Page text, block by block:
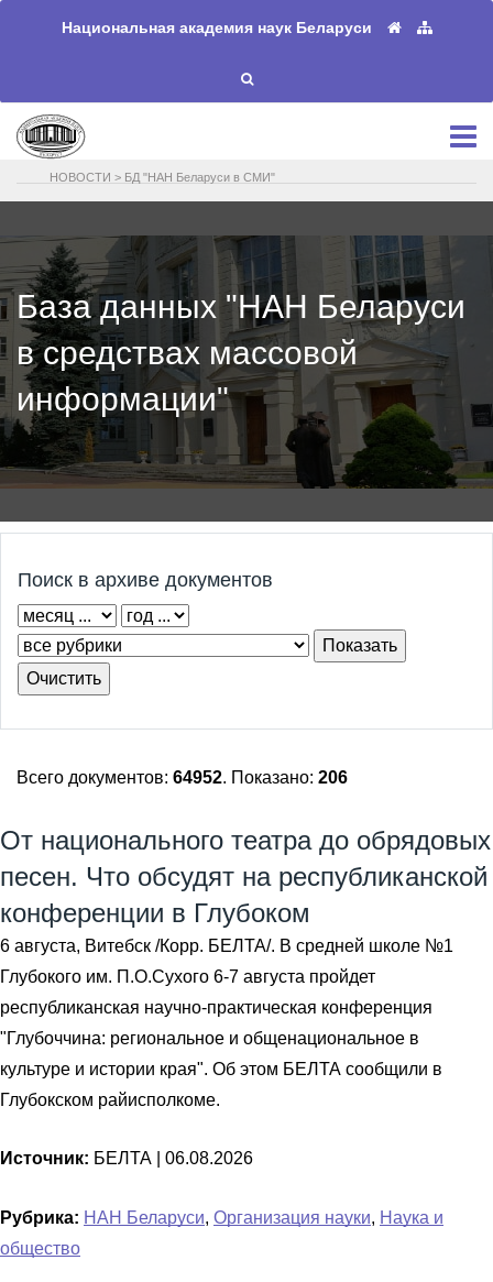
Национальная академия наук Беларуси
НОВОСТИ > БД "НАН Беларуси в СМИ"
База данных "НАН Беларуси
в средствах массовой
информации"
Поиск в архиве документов
Всего документов: 64952. Показано: 206
От национального театра до обрядовых
песен. Что обсудят на республиканской
конференции в Глубоком
6 августа, Витебск /Корр. БЕЛТА/. В средней школе №1
Глубокого им. П.О.Сухого 6-7 августа пройдет
республиканская научно-практическая конференция
"Глубоччина: региональное и общенациональное в
культуре и истории края". Об этом БЕЛТА сообщили в
Глубокском райисполкоме.
Источник: БЕЛТА | 06.08.2026
Рубрика: НАН Беларуси, Организация науки, Наука и
общество